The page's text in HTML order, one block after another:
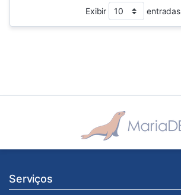
Exibir entradas
Serviços